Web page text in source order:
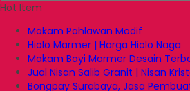
Hot Item
Makam Pahlawan Modif
Hiolo Marmer | Harga Hiolo Naga
Makam Bayi Marmer Desain
Jual Nisan Salib Granit | Nisan
Bongpay Surabaya, Jasa